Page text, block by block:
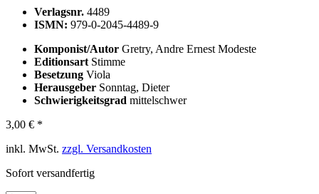
Verlagsnr. 4489
ISMN: 979-0-2045-4489-9
Komponist/Autor Gretry, Andre Ernest Modeste
Editionsart Stimme
Besetzung Viola
Herausgeber Sonntag, Dieter
Schwierigkeitsgrad mittelschwer
3,00 € *
inkl. MwSt. zzgl. Versandkosten
Sofort versandfertig